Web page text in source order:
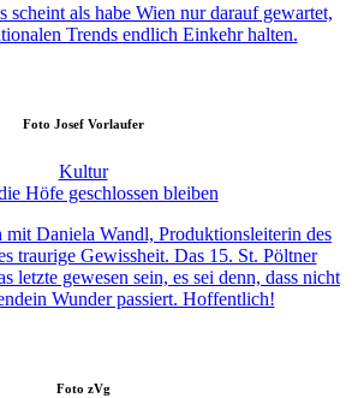
scheint als habe Wien nur darauf gewartet,
Trends endlich Einkehr halten.
Foto Josef Vorlaufer
Kultur
Höfe geschlossen bleiben
mit Daniela Wandl, Produktionsleiterin des
traurige Gewissheit. Das 15. St. Pöltner
letzte gewesen sein, es sei denn, dass nicht
Wunder passiert. Hoffentlich!
Foto zVg